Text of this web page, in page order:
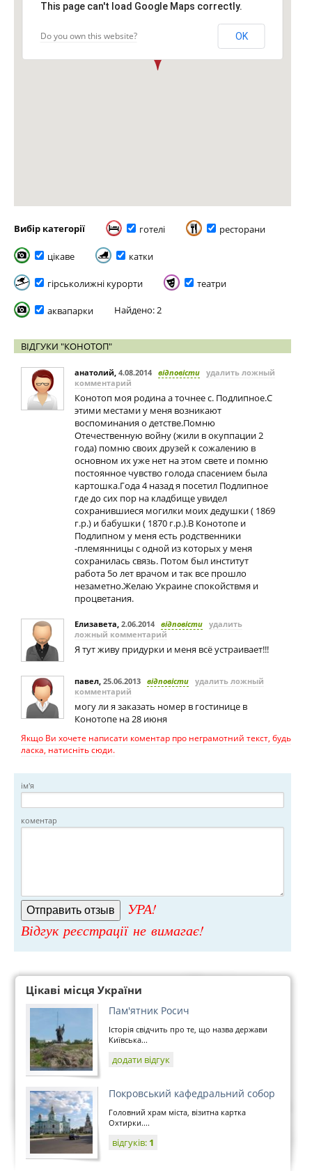
This page can't load Google Maps correctly.
Do you own this website? OK
Вибір категорії готелі ресторани
цікаве катки
гірськолижні курорти театри
аквапарки Найдено: 2
ВІДГУКИ "КОНОТОП"
анатолий, 4.08.2014 відповісти удалить ложный
комментарий
Конотоп моя родина а точнее с. Подлипное.С
этими местами у меня возникают
воспоминания о детстве.Помню
Отечественную войну (жили в окуппации 2
года) помню своих друзей к сожалению в
основном их уже нет на этом свете и помню
постоянное чувство голода спасением была
картошка.Года 4 назад я посетил Подлипное
где до сих пор на кладбище увидел
сохранившиеся могилки моих дедушки ( 1869
г.р.) и бабушки ( 1870 г.р.).В Конотопе и
Подлипном у меня есть родственники
-племянницы с одной из которых у меня
сохранилась связь. Потом был институт
работа 5о лет врачом и так все прошло
незаметно.Желаю Украине спокойствмя и
процветания.
Елизавета, 2.06.2014 відповісти удалить
ложный комментарий
Я тут живу придурки и меня всё устраивает!!!
павел, 25.06.2013 відповісти удалить ложный
комментарий
могу ли я заказать номер в гостинице в
Конотопе на 28 июня
Якщо Ви хочете написати коментар про неграмотний текст, будь
ласка, натисніть сюди.
ім'я
коментар
УРА!
Відгук реєстрації не вимагає!
Цікаві місця України
Пам'ятник Росич
Історія свідчить про те, що назва держави
Київська...
додати відгук
Покровський кафедральний собор
Головний храм міста, візитна картка
Охтирки....
відгуків: 1